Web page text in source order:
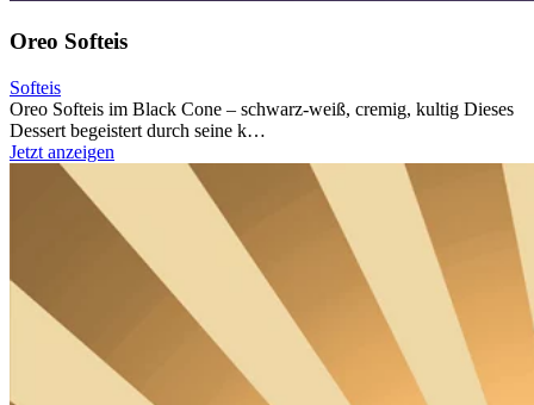
Oreo Softeis
Softeis
Oreo Softeis im Black Cone – schwarz-weiß, cremig, kultig Dieses
Dessert begeistert durch seine k…
Jetzt anzeigen